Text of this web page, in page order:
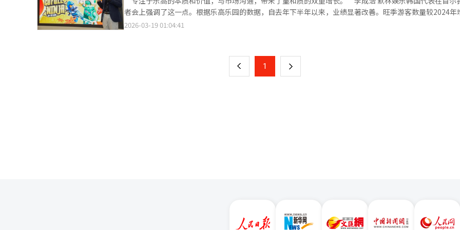
的特色美食。“凯的苹果薯条”和“乐高汉堡”是乐园的经典美食，深受游客喜爱。◆酒店内的冒险继续
意工作坊乐高乐园酒店提供丰富的室内活动，包括“寻宝”活动和“乐高创意工作坊”。酒店的154间客房
题设计，激发孩子们的想象力。入住当天上午11点起，游客可通过现场二维码预约室内活动。乐高乐园的
投资，扩展新的游乐设施和主题区域。乐高乐园的代表表示，将通过提高内容质量和客户服务，继续实现
报道经人工智能（AI）系统翻译与编辑。
者会上强调了这一点。根据乐高乐园的数据，自去年下半年以来，业绩显著改善。旺季游客数量较2024年
50%，年票销售也增长了三倍。李代表表示，“增长趋势在今年第一季度继续保持，显示出积极的复苏态
造力、沉浸体验”为关键词，推出多样化的季节活动。3月20日，将推出“全力忍者”活动，庆祝乐高热门
者”诞生15周年。游客可以参与沉浸式活动，如印章集会，体验成为忍者的乐趣。乐高乐园还与RWS合作
质量。餐饮方面也积极改善，新增忍者主题饮品，提升乐高乐园的沉浸感。李代表表示，“我们正在开发乐
2026-03-19 01:04:41
上 1 下